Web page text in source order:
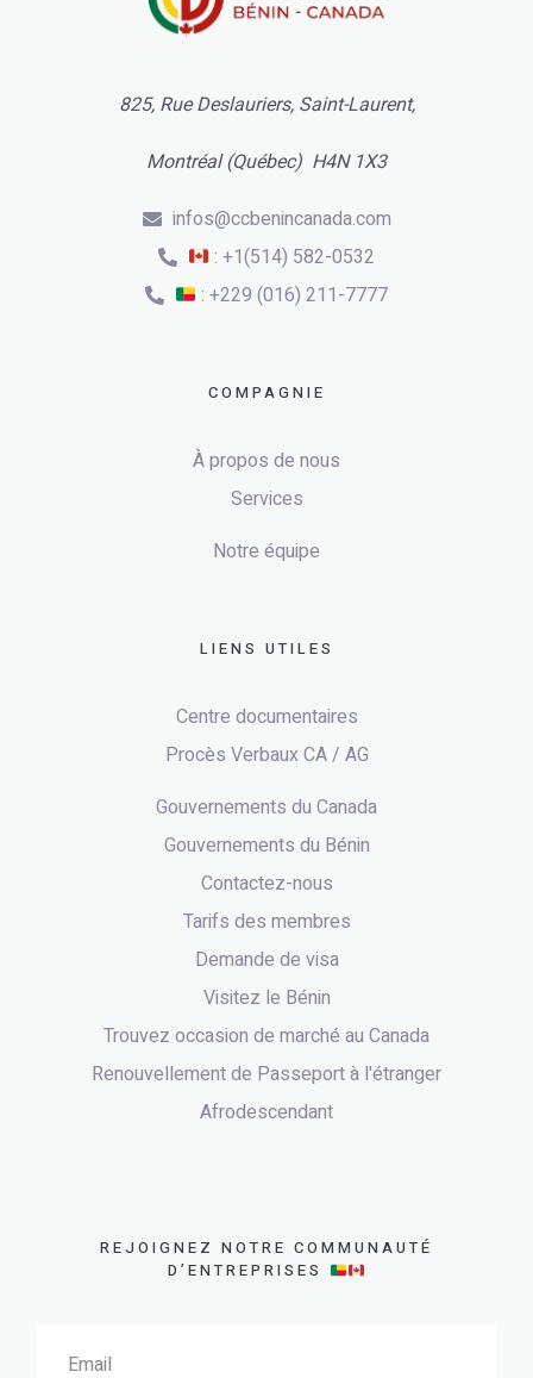
825, Rue Deslauriers, Saint-Laurent,
Montréal (Québec) H4N 1X3
infos@ccbenincanada.com
: +1(514) 582-0532
: +229 (016) 211-7777
COMPAGNIE
À propos de nous
Services
Notre équipe
LIENS UTILES
Centre documentaires
Procès Verbaux CA / AG
Gouvernements du Canada
Gouvernements du Bénin
Contactez-nous
Tarifs des membres
Demande de visa
Visitez le Bénin
Trouvez occasion de marché au Canada
Renouvellement de Passeport à l'étranger
Afrodescendant
REJOIGNEZ NOTRE COMMUNAUTÉ
D’ENTREPRISES